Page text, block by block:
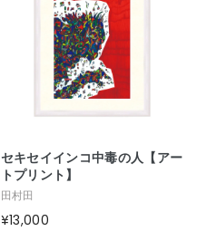
セキセイインコ中毒の人【アー
トプリント】
田村田
¥13,000